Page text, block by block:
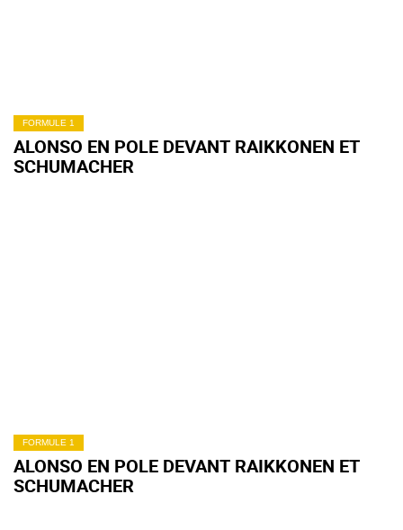
FORMULE 1
ALONSO EN POLE DEVANT RAIKKONEN ET
SCHUMACHER
FORMULE 1
ALONSO EN POLE DEVANT RAIKKONEN ET
SCHUMACHER